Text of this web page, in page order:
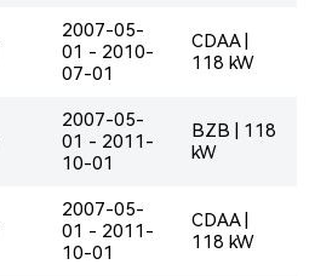
2007-05-
01 - 2010-
07-01
CDAA |
118 kW
2007-05-
01 - 2011-
10-01
BZB | 118
kW
2007-05-
01 - 2011-
10-01
CDAA |
118 kW